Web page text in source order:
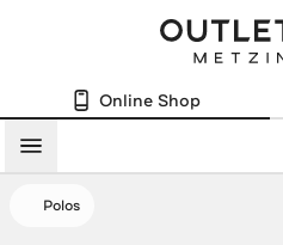
Online Shop
Menü
Polos